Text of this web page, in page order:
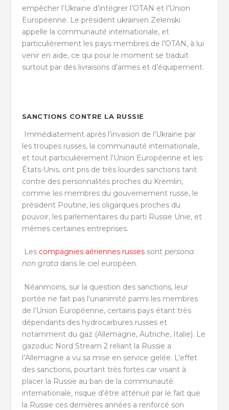
empêcher l’Ukraine d’intégrer l’OTAN et l’Union
Européenne. Le président ukrainien Zelenski
appelle la communauté internationale, et
particulièrement les pays membres de l’OTAN, à lui
venir en aide, ce qui pour le moment se traduit
surtout par des livraisons d’armes et d’équipement.
SANCTIONS CONTRE LA RUSSIE
Immédiatement après l’invasion de l’Ukraine par
les troupes russes, la communauté internationale,
et tout particulièrement l’Union Européenne et les
États-Unis, ont pris de très lourdes sanctions tant
contre des personnalités proches du Kremlin,
comme les membres du gouvernement russe, le
président Poutine, les oligarques proches du
pouvoir, les parlementaires du parti Russie Unie, et
mêmes certaines entreprises.
Les compagnies aériennes russessont persona
non gratadans le ciel européen.
Néanmoins, sur la question des sanctions, leur
portée ne fait pas l’unanimité parmi les membres
de l’Union Européenne, certains pays étant très
dépendants des hydrocarbures russes et
notamment du gaz (Allemagne, Autriche, Italie). Le
gazoduc Nord Stream 2 reliant la Russie a
l’Allemagne a vu sa mise en service gelée. L’effet
des sanctions, pourtant très fortes car visant à
placer la Russie au ban de la communauté
internationale, risque d’être atténué par le fait que
la Russie ces dernières années a renforcé son